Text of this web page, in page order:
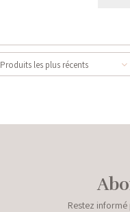
Produits les plus récents
Restez